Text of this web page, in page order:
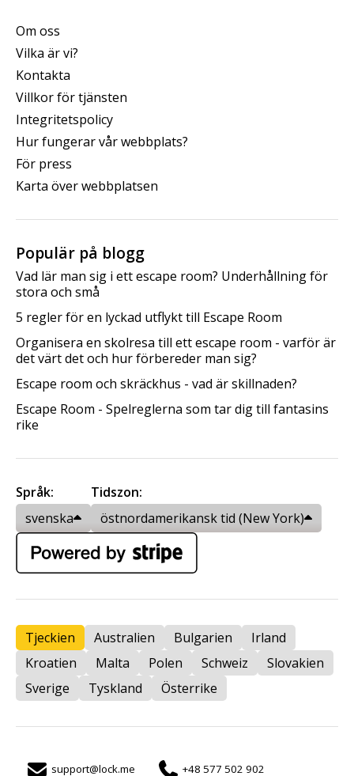
Om oss
Vilka är vi?
Kontakta
Villkor för tjänsten
Integritetspolicy
Hur fungerar vår webbplats?
För press
Karta över webbplatsen
Populär på blogg
Vad lär man sig i ett escape room? Underhållning för
stora och små
5 regler för en lyckad utflykt till Escape Room
Organisera en skolresa till ett escape room - varför är
det värt det och hur förbereder man sig?
Escape room och skräckhus - vad är skillnaden?
Escape Room - Spelreglerna som tar dig till fantasins
rike
Språk:
svenska
Tidszon:
östnordamerikansk tid (New York)
Tjeckien Australien Bulgarien
Irland
Kroatien
Malta Polen Schweiz
Slovakien
Sverige
Tyskland Österrike
support@lock.me +48 577 502 902